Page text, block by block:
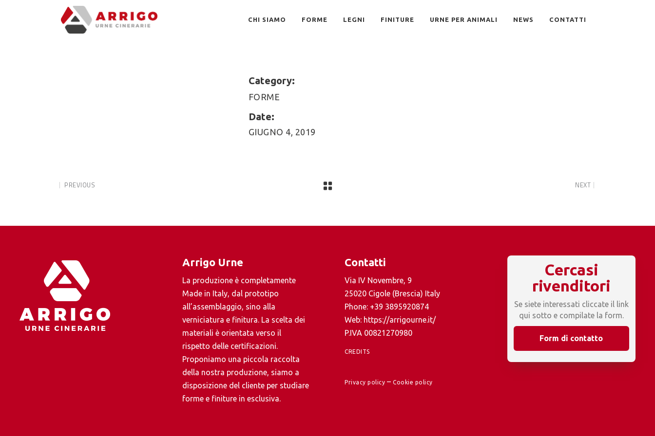
CHI SIAMO FORME LEGNI FINITURE URNE PER ANIMALI NEWS CONTATTI
Category:
FORME
Date:
GIUGNO 4, 2019
PREVIOUS NEXT
Arrigo Urne
La produzione è completamente
Made in Italy, dal prototipo
all’assemblaggio, sino alla
verniciatura e finitura. La scelta dei
materiali è orientata verso il
rispetto delle certificazioni.
Proponiamo una piccola raccolta
della nostra produzione, siamo a
disposizione del cliente per studiare
forme e finiture in esclusiva.
Contatti
Via IV Novembre, 9
25020 Cigole (Brescia) Italy
Phone: +39 3895920874
Web: https://arrigourne.it/
P.IVA 00821270980
CREDITS
Privacy policy – Cookie policy
Cercasi
rivenditori
Se siete interessati cliccate il link
qui sotto e compilate la form.
Form di contatto